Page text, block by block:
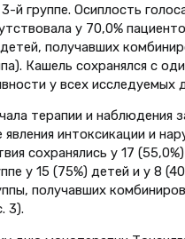
й группе. Осиплость
у 70,0%
детей, получавших
Кашель сохранялся с
у всех исследуемых
терапии и наблюдения
интоксикации и
сохранялись у 17
у 15 (75%) детей и у 8
получавших
3).